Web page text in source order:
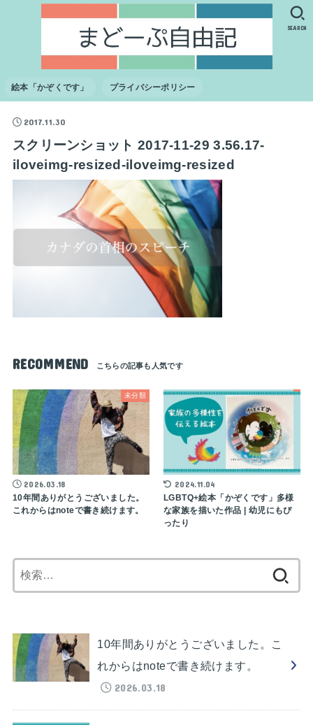
絵本「かぞくです」 プライバシーポリシー
SEARCH
2017.11.30
スクリーンショット 2017-11-29 3.56.17-
iloveimg-resized-iloveimg-resized
RECOMMEND
未分類
2026.03.18
10年間ありがとうございました。
これからはnoteで書き続けます。
2024.11.04
LGBTQ+絵本「かぞくです」多様
な家族を描いた作品 | 幼児にもぴ
ったり
索:
10年間ありがとうございました。こ
れからはnoteで書き続けます。
2026.03.18